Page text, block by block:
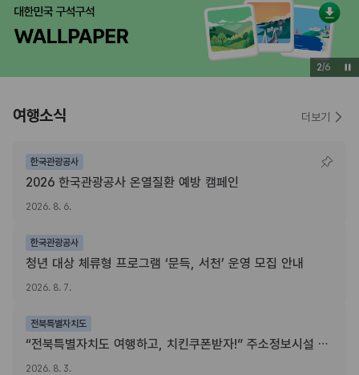
3/6
여행소식
한국관광공사
2026 한국관광공사 온열질환 예방 캠페인
2026. 8. 6.
한국관광공사
청년 대상 체류형 프로그램 ‘문득, 서천’ 운영 모집 안내
2026. 8. 7.
전북특별자치도
“전북특별자치도 여행하고, 치킨쿠폰받자!” 주소정보시설 SNS 인증이벤트
2026. 8. 3.
더보기